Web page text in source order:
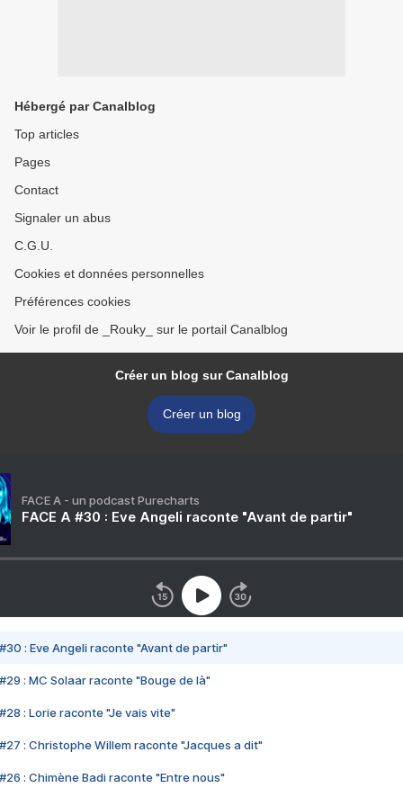
Hébergé par Canalblog
Top articles
Pages
Contact
Signaler un abus
C.G.U.
Cookies et données personnelles
Préférences cookies
Voir le profil de _Rouky_ sur le portail Canalblog
Créer un blog sur Canalblog
Créer un blog
FACE A - un podcast Purecharts
FACE A #30 : Eve Angeli raconte "Avant de partir"
#30 : Eve Angeli raconte "Avant de partir"
#29 : MC Solaar raconte "Bouge de là"
#28 : Lorie raconte "Je vais vite"
#27 : Christophe Willem raconte "Jacques a dit"
#26 : Chimène Badi raconte "Entre nous"